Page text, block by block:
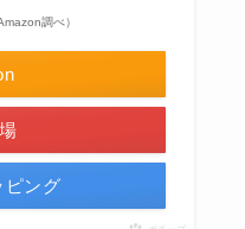
調べ）
ピング